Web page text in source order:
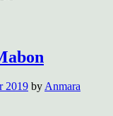
2019 byAnmara